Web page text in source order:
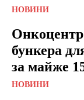
НОВИНИ
Онкоцентр
бункера
за майже
НОВИНИ